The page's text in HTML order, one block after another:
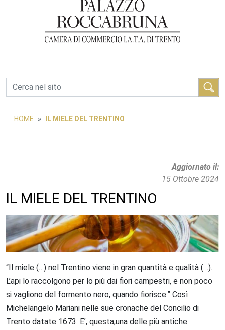
Cerca
HOME IL MIELE DEL TRENTINO
Aggiornato il
15 Ottobre 2024
IL MIELE DEL TRENTINO
“Il miele (…) nel Trentino viene in gran quantità e qualità (…).
L’api lo raccolgono per lo più dai fiori campestri, e non poco
si vagliono del formento nero, quando fiorisce.” Così
Michelangelo Mariani nelle sue cronache del Concilio di
Trento datate 1673. E’, questa,una delle più antiche